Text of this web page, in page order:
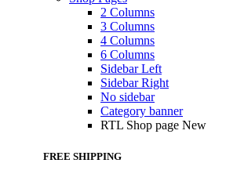
2 Columns
3 Columns
4 Columns
6 Columns
Sidebar Left
Sidebar Right
No sidebar
Category banner
RTL Shop page New
FREE SHIPPING